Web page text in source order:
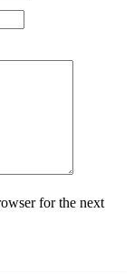
for the next